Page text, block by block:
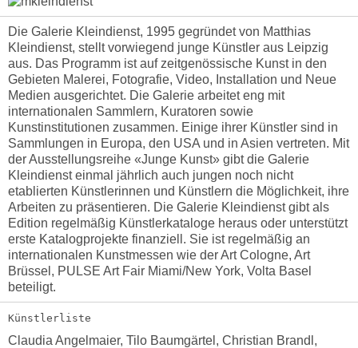
Die Galerie Kleindienst, 1995 gegründet von Matthias
Kleindienst, stellt vorwiegend junge Künstler aus Leipzig
aus. Das Programm ist auf zeitgenössische Kunst in den
Gebieten Malerei, Fotografie, Video, Installation und Neue
Medien ausgerichtet. Die Galerie arbeitet eng mit
internationalen Sammlern, Kuratoren sowie
Kunstinstitutionen zusammen. Einige ihrer Künstler sind in
Sammlungen in Europa, den USA und in Asien vertreten. Mit
der Ausstellungsreihe «Junge Kunst» gibt die Galerie
Kleindienst einmal jährlich auch jungen noch nicht
etablierten Künstlerinnen und Künstlern die Möglichkeit, ihre
Arbeiten zu präsentieren. Die Galerie Kleindienst gibt als
Edition regelmäßig Künstlerkataloge heraus oder unterstützt
erste Katalogprojekte finanziell. Sie ist regelmäßig an
internationalen Kunstmessen wie der Art Cologne, Art
Brüssel, PULSE Art Fair Miami/New York, Volta Basel
beteiligt.
Künstlerliste
Claudia Angelmaier, Tilo Baumgärtel, Christian Brandl,